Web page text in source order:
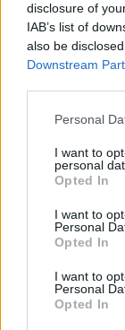
disclosure of
IAB’s list of
also be
Downstream
Personal
I want to
personal
Opted In
I want to
Personal
Opted In
I want to
Personal
Opted In
Barátság
Együtt
A barátok
lebonyolítani,
hogyan őrizd
Rooby